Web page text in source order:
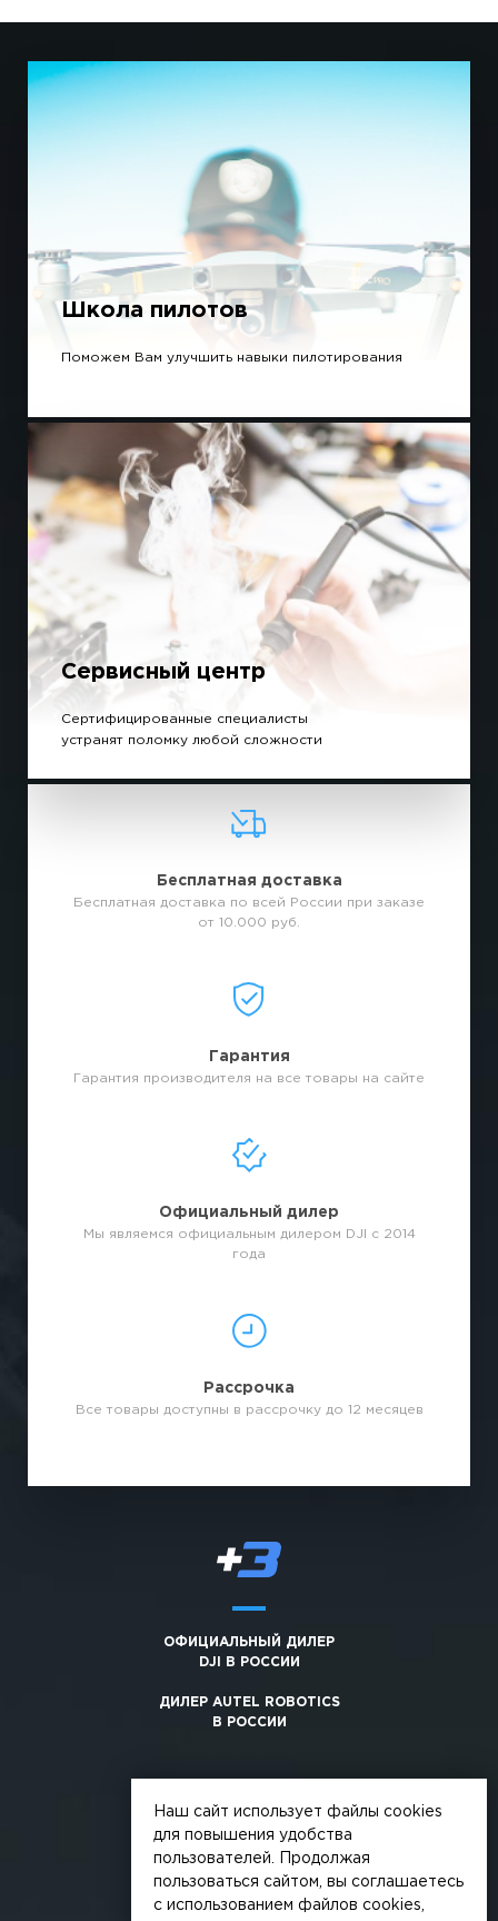
Школа пилотов
Поможем Вам улучшить навыки пилотирования
Сервисный центр
Сертифицированные специалисты
устранят поломку любой сложности
Бесплатная доставка
Бесплатная доставка по всей России при заказе
от 10.000 руб.
Гарантия
Гарантия производителя на все товары на сайте
Официальный дилер
Мы являемся официальным дилером DJI с 2014
года
Рассрочка
Все товары доступны в рассрочку до 12 месяцев
ОФИЦИАЛЬНЫЙ ДИЛЕР
DJI В РОССИИ
ДИЛЕР AUTEL ROBOTICS
В РОССИИ
© 2026, +3. Все права защищены
Обработка персональных данных
Наш сайт использует файлы cookies
для повышения удобства
пользователей. Продолжая
пользоваться сайтом, вы соглашаетесь
с использованием файлов cookies,